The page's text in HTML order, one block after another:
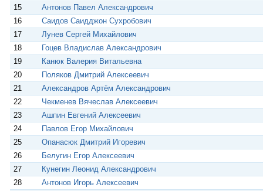
15
Антонов Павел Александрович
16
Саидов Саидджон Сухробович
17
Лунев Сергей Михайлович
18
Гоцев Владислав Александрович
19
Канюк Валерия Витальевна
20
Поляков Дмитрий Алексеевич
21
Александров Артём Александрович
22
Чекменев Вячеслав Алексеевич
23
Ашпин Евгений Алексеевич
24
Павлов Егор Михайлович
25
Опанасюк Дмитрий Игоревич
26
Белугин Егор Алексеевич
27
Кунегин Леонид Александрович
28
Антонов Игорь Алексеевич